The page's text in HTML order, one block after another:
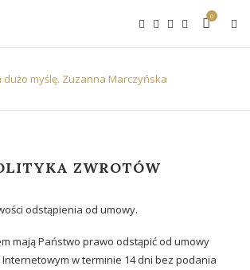
0
ZWROTÓW
odstąpienia od umowy.
mają Państwo prawo odstąpić od umowy
w terminie 14 dni bez podania